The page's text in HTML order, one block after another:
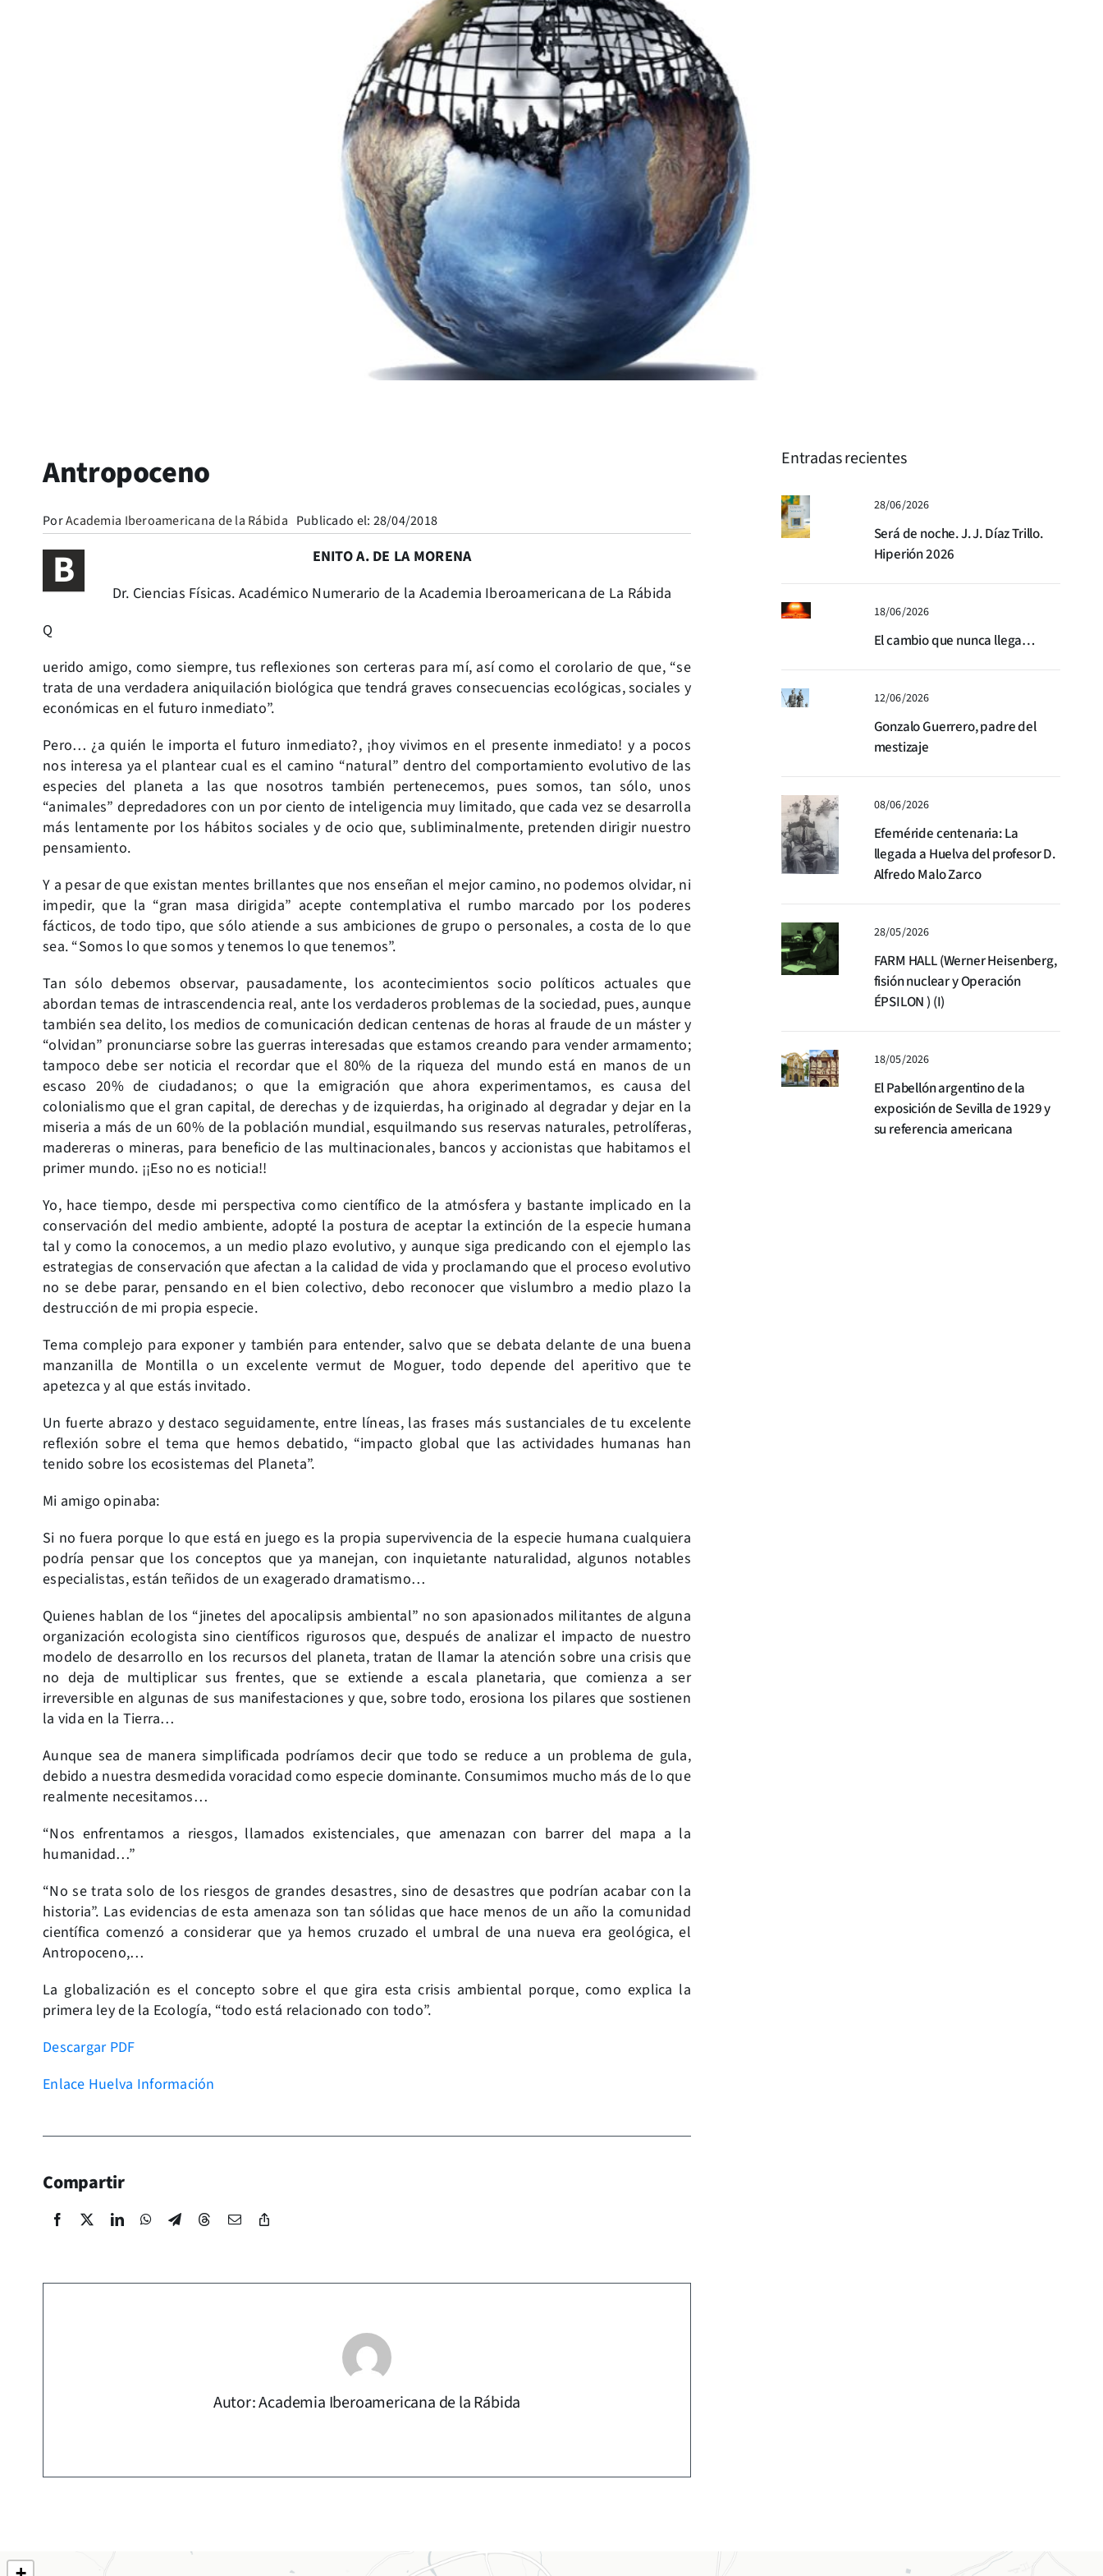
Antropoceno
PorAcademia Iberoamericana de la Rábida Publicado el: 28/04/2018
B
ENITO A. DE LA MORENA
Dr. Ciencias Físicas. Académico Numerario de la Academia Iberoamericana de La Rábida
Q
uerido amigo, como siempre, tus reflexiones son certeras para mí, así como el corolario de que, “se
trata de una verdadera aniquilación biológica que tendrá graves consecuencias ecológicas, sociales y
económicas en el futuro inmediato”.
Pero… ¿a quién le importa el futuro inmediato?, ¡hoy vivimos en el presente inmediato! y a pocos
nos interesa ya el plantear cual es el camino “natural” dentro del comportamiento evolutivo de las
especies del planeta a las que nosotros también pertenecemos, pues somos, tan sólo, unos
“animales” depredadores con un por ciento de inteligencia muy limitado, que cada vez se desarrolla
más lentamente por los hábitos sociales y de ocio que, subliminalmente, pretenden dirigir nuestro
pensamiento.
Y a pesar de que existan mentes brillantes que nos enseñan el mejor camino, no podemos olvidar, ni
impedir, que la “gran masa dirigida” acepte contemplativa el rumbo marcado por los poderes
fácticos, de todo tipo, que sólo atiende a sus ambiciones de grupo o personales, a costa de lo que
sea. “Somos lo que somos y tenemos lo que tenemos”.
Tan sólo debemos observar, pausadamente, los acontecimientos socio políticos actuales que
abordan temas de intrascendencia real, ante los verdaderos problemas de la sociedad, pues, aunque
también sea delito, los medios de comunicación dedican centenas de horas al fraude de un máster y
“olvidan” pronunciarse sobre las guerras interesadas que estamos creando para vender armamento;
tampoco debe ser noticia el recordar que el 80% de la riqueza del mundo está en manos de un
escaso 20% de ciudadanos; o que la emigración que ahora experimentamos, es causa del
colonialismo que el gran capital, de derechas y de izquierdas, ha originado al degradar y dejar en la
miseria a más de un 60% de la población mundial, esquilmando sus reservas naturales, petrolíferas,
madereras o mineras, para beneficio de las multinacionales, bancos y accionistas que habitamos el
primer mundo. ¡¡Eso no es noticia!!
Yo, hace tiempo, desde mi perspectiva como científico de la atmósfera y bastante implicado en la
conservación del medio ambiente, adopté la postura de aceptar la extinción de la especie humana
tal y como la conocemos, a un medio plazo evolutivo, y aunque siga predicando con el ejemplo las
estrategias de conservación que afectan a la calidad de vida y proclamando que el proceso evolutivo
no se debe parar, pensando en el bien colectivo, debo reconocer que vislumbro a medio plazo la
destrucción de mi propia especie.
Tema complejo para exponer y también para entender, salvo que se debata delante de una buena
manzanilla de Montilla o un excelente vermut de Moguer, todo depende del aperitivo que te
apetezca y al que estás invitado.
Un fuerte abrazo y destaco seguidamente, entre líneas, las frases más sustanciales de tu excelente
reflexión sobre el tema que hemos debatido, “impacto global que las actividades humanas han
tenido sobre los ecosistemas del Planeta”.
Mi amigo opinaba:
Si no fuera porque lo que está en juego es la propia supervivencia de la especie humana cualquiera
podría pensar que los conceptos que ya manejan, con inquietante naturalidad, algunos notables
especialistas, están teñidos de un exagerado dramatismo…
Quienes hablan de los “jinetes del apocalipsis ambiental” no son apasionados militantes de alguna
organización ecologista sino científicos rigurosos que, después de analizar el impacto de nuestro
modelo de desarrollo en los recursos del planeta, tratan de llamar la atención sobre una crisis que
no deja de multiplicar sus frentes, que se extiende a escala planetaria, que comienza a ser
irreversible en algunas de sus manifestaciones y que, sobre todo, erosiona los pilares que sostienen
la vida en la Tierra…
Aunque sea de manera simplificada podríamos decir que todo se reduce a un problema de gula,
debido a nuestra desmedida voracidad como especie dominante. Consumimos mucho más de lo que
realmente necesitamos…
“Nos enfrentamos a riesgos, llamados existenciales, que amenazan con barrer del mapa a la
humanidad…”
“No se trata solo de los riesgos de grandes desastres, sino de desastres que podrían acabar con la
historia”. Las evidencias de esta amenaza son tan sólidas que hace menos de un año la comunidad
científica comenzó a considerar que ya hemos cruzado el umbral de una nueva era geológica, el
Antropoceno,…
La globalización es el concepto sobre el que gira esta crisis ambiental porque, como explica la
primera ley de la Ecología, “todo está relacionado con todo”.
Descargar PDF
Enlace Huelva Información
Compartir
Autor: Academia Iberoamericana de la Rábida
Entradas recientes
28/06/2026
Será de noche. J. J. Díaz Trillo.
Hiperión 2026
18/06/2026
El cambio que nunca llega…
12/06/2026
Gonzalo Guerrero, padre del
mestizaje
08/06/2026
Efeméride centenaria: La
llegada a Huelva del profesor D.
Alfredo Malo Zarco
28/05/2026
FARM HALL (Werner Heisenberg,
fisión nuclear y Operación
ÉPSILON ) (I)
18/05/2026
El Pabellón argentino de la
exposición de Sevilla de 1929 y
su referencia americana